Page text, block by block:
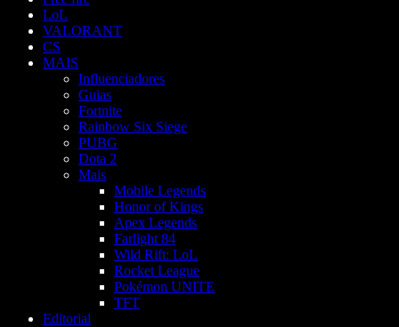
LoL
VALORANT
CS
MAIS
Influenciadores
Guias
Fortnite
Rainbow Six Siege
PUBG
Dota 2
Mais
Mobile Legends
Honor of Kings
Apex Legends
Farlight 84
Wild Rift: LoL
Rocket League
Pokémon UNITE
TFT
Editorial